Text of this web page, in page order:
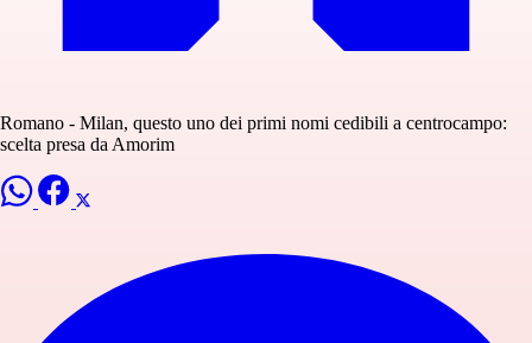
Romano - Milan, questo uno dei primi nomi cedibili a centrocampo:
scelta presa da Amorim